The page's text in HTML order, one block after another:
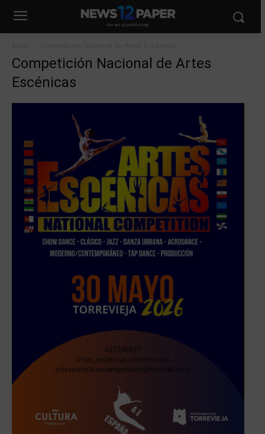
Competición Nacional de Artes
Escénicas